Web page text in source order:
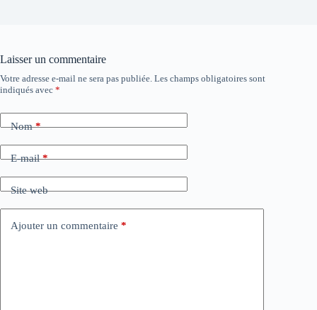
Laisser un commentaire
Votre adresse e-mail ne sera pas publiée. Les champs obligatoires sont
indiqués avec *
Nom*
E-mail*
Site web
Ajouter un commentaire *